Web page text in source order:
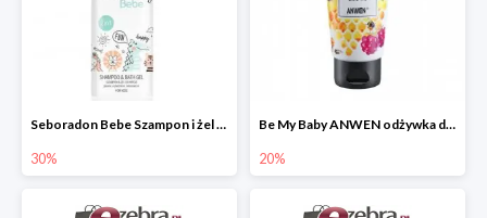
Seboradon Bebe Szampon i żel do mycia 2w1
30%
Be My Baby ANWEN odżywka do włosów dla dzieci
20%